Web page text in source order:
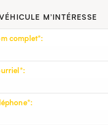
M’INTÉRESSE
complet*: